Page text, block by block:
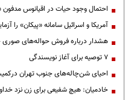
احتمال وجود حیات در اقیانوس مدفون
آمریکا و اسرائیل سامانه «پیکان» را
هشدار درباره فروش حواله‌های صوری
۷ توصیه برای آغاز نویسندگی
احیای شن‌چاله‌های جنوب تهران درکمیسیون
خادمیان: هیچ شفیعی برای زن نزد